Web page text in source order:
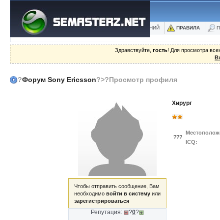
ФОРУМ БЛОГИ ФОТО БАЗА ЗНАНИЙ ПРАВИЛА
Здравствуйте, гость! Для просмотра
?Форум Sony Ericsson?>?Просмотр профиля
Чтобы отправить сообщение, Вам
необходимо войти в систему или
зарегистрироваться
Репутация: ?0?
Хирург
???
ICQ: